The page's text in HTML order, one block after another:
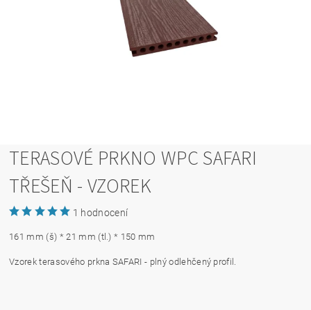
TERASOVÉ PRKNO WPC SAFARI
TŘEŠEŇ - VZOREK
1 hodnocení
161 mm (š) * 21 mm (tl.) * 150 mm
Vzorek terasového prkna SAFARI - plný odlehčený profil.